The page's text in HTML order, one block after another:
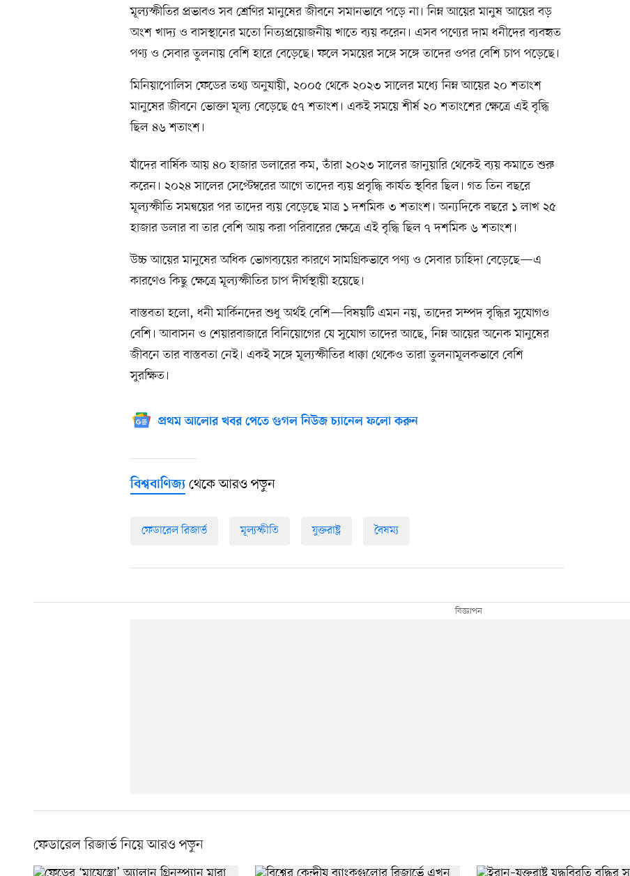
মূল্যস্ফীতির প্রভাবও সব শ্রেণির মানুষের জীবনে সমানভাবে পড়ে না। নিম্ন আয়ের মানুষ আয়ের বড়
অংশ খাদ্য ও বাসস্থানের মতো নিত্যপ্রয়োজনীয় খাতে ব্যয় করেন। এসব পণ্যের দাম ধনীদের ব্যবহৃত
পণ্য ও সেবার তুলনায় বেশি হারে বেড়েছে। ফলে সময়ের সঙ্গে সঙ্গে তাদের ওপর বেশি চাপ পড়েছে।
মিনিয়াপোলিস ফেডের তথ্য অনুযায়ী, ২০০৫ থেকে ২০২৩ সালের মধ্যে নিম্ন আয়ের ২০ শতাংশ
মানুষের জীবনে ভোক্তা মূল্য বেড়েছে ৫৭ শতাংশ। একই সময়ে শীর্ষ ২০ শতাংশের ক্ষেত্রে এই বৃদ্ধি
ছিল ৪৬ শতাংশ।
যাঁদের বার্ষিক আয় ৪০ হাজার ডলারের কম, তাঁরা ২০২৩ সালের জানুয়ারি থেকেই ব্যয় কমাতে শুরু
করেন। ২০২৪ সালের সেপ্টেম্বরের আগে তাদের ব্যয় প্রবৃদ্ধি কার্যত স্থবির ছিল। গত তিন বছরে
মূল্যস্ফীতি সমন্বয়ের পর তাদের ব্যয় বেড়েছে মাত্র ১ দশমিক ৩ শতাংশ। অন্যদিকে বছরে ১ লাখ ২৫
হাজার ডলার বা তার বেশি আয় করা পরিবারের ক্ষেত্রে এই বৃদ্ধি ছিল ৭ দশমিক ৬ শতাংশ।
উচ্চ আয়ের মানুষের অধিক ভোগব্যয়ের কারণে সামগ্রিকভাবে পণ্য ও সেবার চাহিদা বেড়েছে—এ
কারণেও কিছু ক্ষেত্রে মূল্যস্ফীতির চাপ দীর্ঘস্থায়ী হয়েছে।
বাস্তবতা হলো, ধনী মার্কিনদের শুধু অর্থই বেশি—বিষয়টি এমন নয়, তাদের সম্পদ বৃদ্ধির সুযোগও
বেশি। আবাসন ও শেয়ারবাজারে বিনিয়োগের যে সুযোগ তাদের আছে, নিম্ন আয়ের অনেক মানুষের
জীবনে তার বাস্তবতা নেই। একই সঙ্গে মূল্যস্ফীতির ধাক্কা থেকেও তারা তুলনামূলকভাবে বেশি
সুরক্ষিত।
প্রথম আলোর খবর পেতে গুগল নিউজ চ্যানেল ফলো করুন
বিশ্ববাণিজ্য থেকে আরও পড়ুন
ফেডারেল রিজার্ভ মূল্যস্ফীতি যুক্তরাষ্ট্র বৈষম্য
ফেডারেল রিজার্ভ নিয়ে আরও পড়ুন